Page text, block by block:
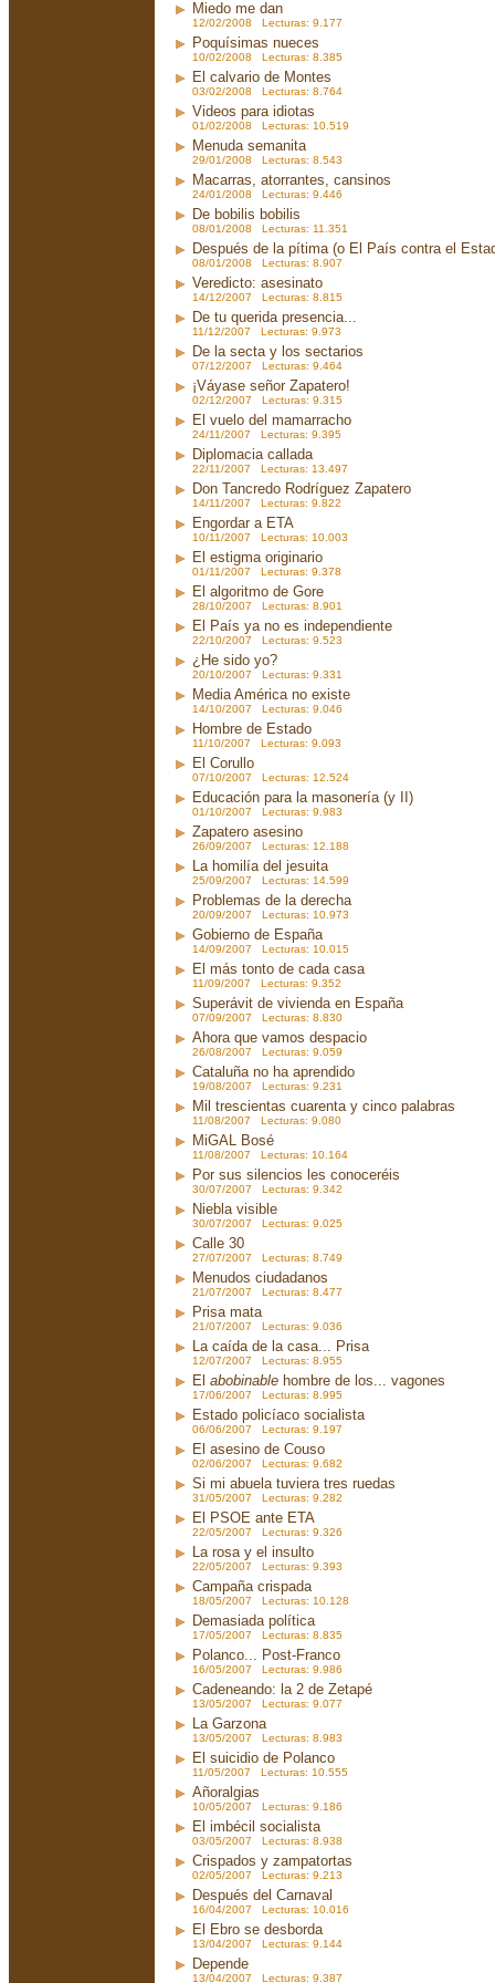
Miedo me dan
12/02/2008 Lecturas: 9.177
Poquísimas nueces
10/02/2008 Lecturas: 8.385
El calvario de Montes
03/02/2008 Lecturas: 8.764
Videos para idiotas
01/02/2008 Lecturas: 10.519
Menuda semanita
29/01/2008 Lecturas: 8.543
Macarras, atorrantes, cansinos
24/01/2008 Lecturas: 9.446
De bobilis bobilis
08/01/2008 Lecturas: 11.351
Después de la pítima (o El País contra el
08/01/2008 Lecturas: 8.907
Veredicto: asesinato
14/12/2007 Lecturas: 8.815
De tu querida presencia...
11/12/2007 Lecturas: 9.973
De la secta y los sectarios
07/12/2007 Lecturas: 9.464
¡Váyase señor Zapatero!
02/12/2007 Lecturas: 9.315
El vuelo del mamarracho
24/11/2007 Lecturas: 9.395
Diplomacia callada
22/11/2007 Lecturas: 13.497
Don Tancredo Rodríguez Zapatero
14/11/2007 Lecturas: 9.822
Engordar a ETA
10/11/2007 Lecturas: 10.003
El estigma originario
01/11/2007 Lecturas: 9.378
El algoritmo de Gore
28/10/2007 Lecturas: 8.901
El País ya no es independiente
22/10/2007 Lecturas: 9.523
¿He sido yo?
20/10/2007 Lecturas: 9.331
Media América no existe
14/10/2007 Lecturas: 9.046
Hombre de Estado
11/10/2007 Lecturas: 9.093
El Corullo
07/10/2007 Lecturas: 12.524
Educación para la masonería (y II)
01/10/2007 Lecturas: 9.983
Zapatero asesino
26/09/2007 Lecturas: 12.188
La homilía del jesuita
25/09/2007 Lecturas: 14.599
Problemas de la derecha
20/09/2007 Lecturas: 10.973
Gobierno de España
14/09/2007 Lecturas: 10.015
El más tonto de cada casa
11/09/2007 Lecturas: 9.352
Superávit de vivienda en España
07/09/2007 Lecturas: 8.830
Ahora que vamos despacio
26/08/2007 Lecturas: 9.059
Cataluña no ha aprendido
19/08/2007 Lecturas: 9.231
Mil trescientas cuarenta y cinco palabras
11/08/2007 Lecturas: 9.080
MiGAL Bosé
11/08/2007 Lecturas: 10.164
Por sus silencios les conoceréis
30/07/2007 Lecturas: 9.342
Niebla visible
30/07/2007 Lecturas: 9.025
Calle 30
27/07/2007 Lecturas: 8.749
Menudos ciudadanos
21/07/2007 Lecturas: 8.477
Prisa mata
21/07/2007 Lecturas: 9.036
La caída de la casa... Prisa
12/07/2007 Lecturas: 8.955
El abobinable hombre de los... vagones
17/06/2007 Lecturas: 8.995
Estado policíaco socialista
06/06/2007 Lecturas: 9.197
El asesino de Couso
02/06/2007 Lecturas: 9.682
Si mi abuela tuviera tres ruedas
31/05/2007 Lecturas: 9.282
El PSOE ante ETA
22/05/2007 Lecturas: 9.326
La rosa y el insulto
22/05/2007 Lecturas: 9.393
Campaña crispada
18/05/2007 Lecturas: 10.128
Demasiada política
17/05/2007 Lecturas: 8.835
Polanco... Post-Franco
16/05/2007 Lecturas: 9.986
Cadeneando: la 2 de Zetapé
13/05/2007 Lecturas: 9.077
La Garzona
13/05/2007 Lecturas: 8.983
El suicidio de Polanco
11/05/2007 Lecturas: 10.555
Añoralgias
10/05/2007 Lecturas: 9.186
El imbécil socialista
03/05/2007 Lecturas: 8.938
Crispados y zampatortas
02/05/2007 Lecturas: 9.213
Después del Carnaval
16/04/2007 Lecturas: 10.016
El Ebro se desborda
13/04/2007 Lecturas: 9.144
Depende
13/04/2007 Lecturas: 9.387